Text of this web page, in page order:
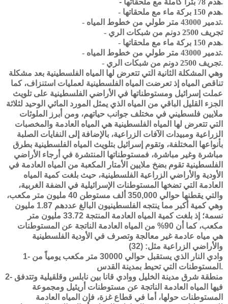
- هدم 150 بركة ماء مع ملحقاتها.
- تدمير 43000 متر طولي من خطوط المياه.
- تجريف 2500 دونم من شبكات الري
- هدم 150 بركة ماء مع ملحقاتها.
- تدمير 43000 متر طولي من خطوط المياه.
- تجريف 2500 دونم من شبكات الري.
تناقص المياه إذ تعرضت المياه الفلسطينية لعمليات استنزاف، كما
عملت إسرائيل ومستوطناتها في الأراضي الفلسطينية على تلويث
الجزء القليل الباقي من المياه الذي يمثل المورد المائي الوحيد لثلاثة
ملايين فلسطيني في مختلف جوانب حياتهم، ومن أبرز الملوثات
التي تتعرض لها المياه الفلسطينية هي المياه العادمة والمخصبات
الزراعية ومبيدات الآفات الزراعية، بالإضافة إلى النفايات الصلبة
بأنواعها المختلفة، وتقوم إسرائيل بتلويث المياه الفلسطينية بطرق
مباشرة وغير مباشرة، فمستوطناتها المنتشرة في أرجاء الأراضي
الفلسطينية تقوم بضخ ملايين الأمتار المكعبة من المياه العادمة في
الأودية والأراضي الزراعية الفلسطينية، حيث بلغت كمية المياه
العادمة التي تضخها المستوطنات الإسرائيلية في الضفة الغربية،
والتي يقطنها حوالي 350,000 ألف مستوطن 40 مليون متر مكعب،
وهي كمية أكبر مما ينتجه الفلسطينيون البالغ عددهم 1.87 مليون
نسمة؛ إذ بلغت كمية المياه العادمة المنتجة 33.72 مليون متر
مكعب، كما أن 90% من المياه العادمة الناتجة عن المستوطنات
هي مياه عادمة غير معالجة وتصرف في الأودية الفلسطينية
والأراضي الزراعية مثل: (32)
1- وادي النار الذي يستقبل حوالي 30000 متر مكعب يومياً من
المستوطنات التي تحيط بمدينة القدس.
2- منطقة شرق مدينة الخليل ووادي قانا بين نابلس وقلقيلية وتتدفق
فيها المياه العادمة الناتجة عن مستوطنات أريئيل ومجموعة
المستوطنات حولها، أما في قطاع غزة، فإن المياه العادمة